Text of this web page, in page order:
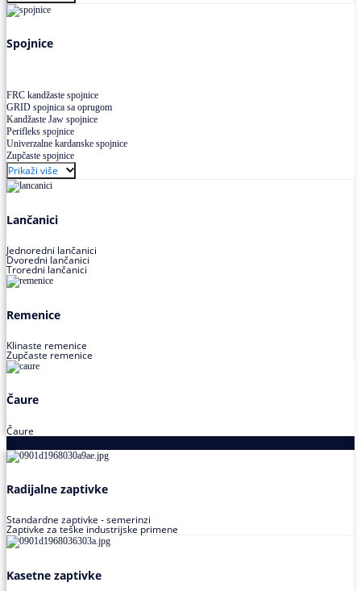
Uskoprofilno klinasto remenje XP extra power
Višekanalno remenje PJ,PK
Spojnice
FRC kandžaste spojnice
GRID spojnica sa oprugom
Kandžaste Jaw spojnice
Perifleks spojnice
Univerzalne kardanske spojnice
Zupčaste spojnice
Prikaži više
Lančanici
Jednoredni lančanici
Dvoredni lančanici
Troredni lančanici
Remenice
Klinaste remenice
Zupčaste remenice
Čaure
Čaure
Radijalne zaptivke
Standardne zaptivke - semerinzi
Zaptivke za teške industrijske primene
Kasetne zaptivke